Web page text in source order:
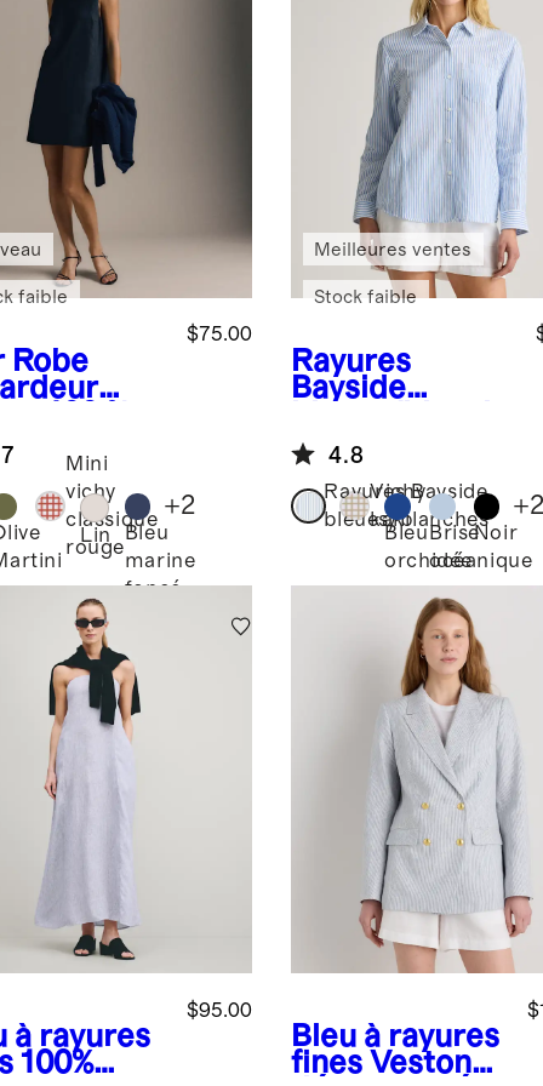
Robe
$75.00
faible
Mini
vichy
classique
rouge
Lin
Bleu
marine
foncé
+2
Rayures
Bayside
es
Chemise à
manches
longues en
gaze 100 %
biologique
Meilleures ventes
Stock faible
4.8
Rayures Bayside
bleues/blanches
Vichy
kaki
Bleu
orchidée
Brise
océanique
Noir
+
à rayures
100%
$95.00
Bleu à rayures
fines Veston